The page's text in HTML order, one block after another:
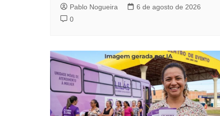
Pablo Nogueira
6 de agosto de 2026
0